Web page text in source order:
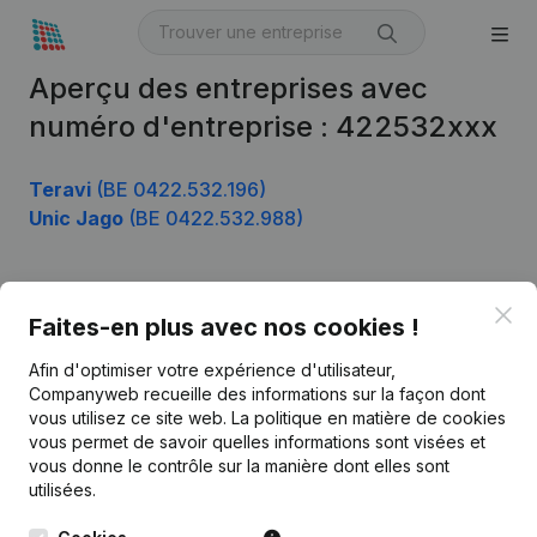
Aperçu des entreprises avec
numéro d'entreprise : 422532xxx
Teravi (BE 0422.532.196)
Unic Jago (BE 0422.532.988)
Faites-en plus avec nos cookies !
Afin d'optimiser votre expérience d'utilisateur,
Companyweb recueille des informations sur la façon dont
vous utilisez ce site web. La politique en matière de cookies
vous permet de savoir quelles informations sont visées et
vous donne le contrôle sur la manière dont elles sont
utilisées.
Français
Kantorenpark Everest
248D,
Monitoring
Recherche internationale